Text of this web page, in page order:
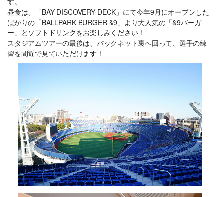
昼食は、「BAY DISCOVERY DECK」にて今年9月にオープンした
ばかりの「BALLPARK BURGER &9」より大人気の「&9バーガ
ー」とソフトドリンクをお楽しみください！
スタジアムツアーの最後は、バックネット裏へ回って、選手の練
習を間近で見ていただけます！